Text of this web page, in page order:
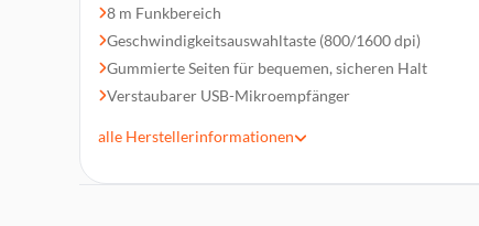
8 m Funkbereich
Geschwindigkeitsauswahltaste (800/1600 dpi)
Gummierte Seiten für bequemen, sicheren Halt
Verstaubarer USB-Mikroempfänger
alle Herstellerinformationen